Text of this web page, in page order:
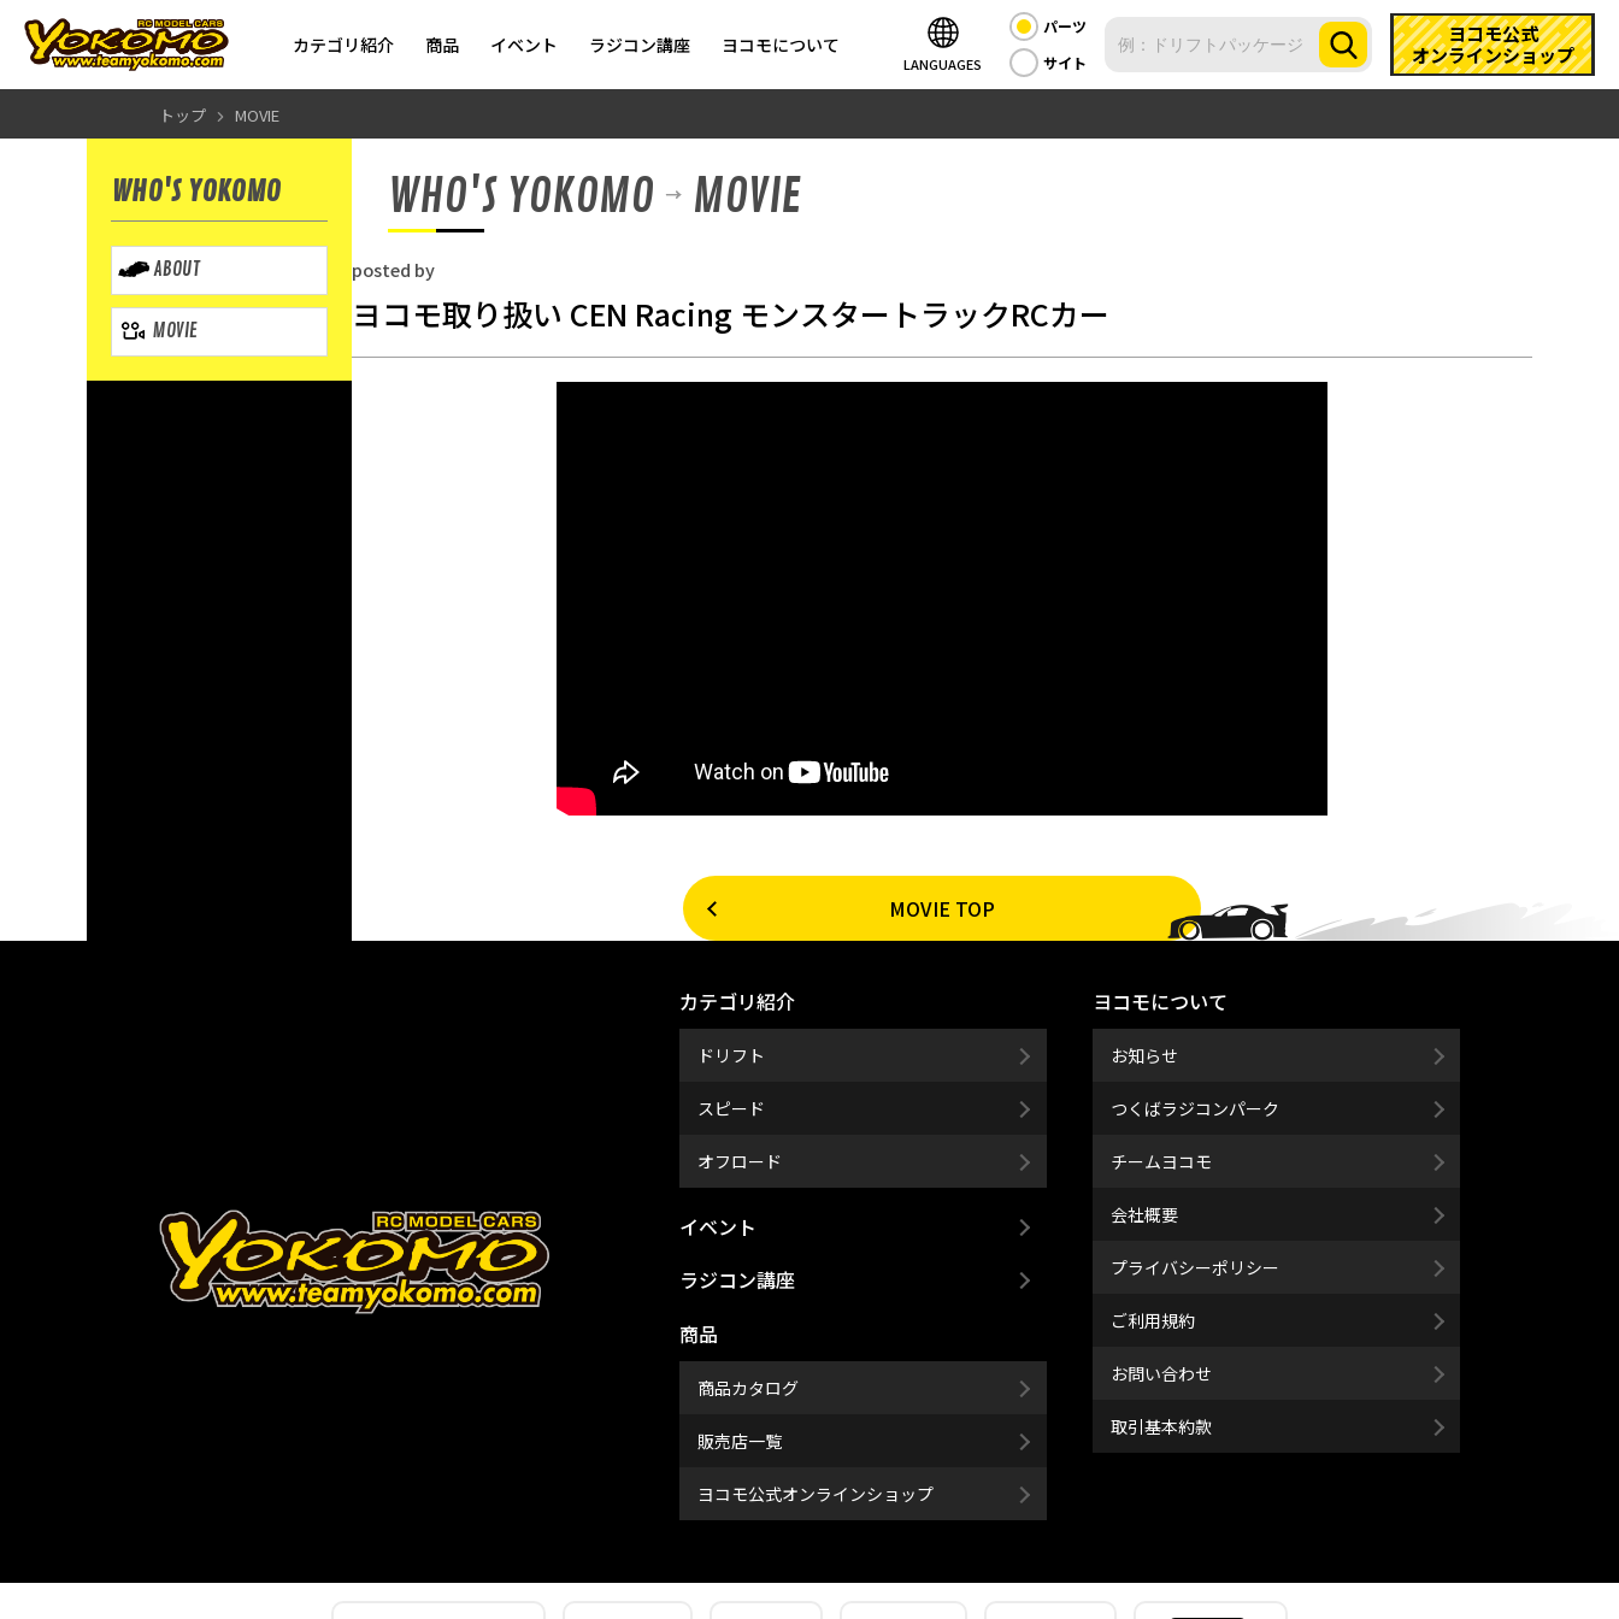
カテゴリ紹介 商品 イベント ラジコン講座 ヨコモについて
LANGUAGES
パーツ
サイト
ヨコモ公式
オンラインショップ
トップ MOVIE
WHO'S YOKOMO
ABOUT
MOVIE
WHO'S YOKOMO MOVIE
posted by
ヨコモ取り扱い CEN Racing モンスタートラックRCカー
MOVIE TOP
カテゴリ紹介
ドリフト
スピード
オフロード
イベント
ラジコン講座
商品
商品カタログ
販売店一覧
ヨコモ公式オンラインショップ
ヨコモについて
お知らせ
つくばラジコンパーク
チームヨコモ
会社概要
プライバシーポリシー
ご利用規約
お問い合わせ
取引基本約款